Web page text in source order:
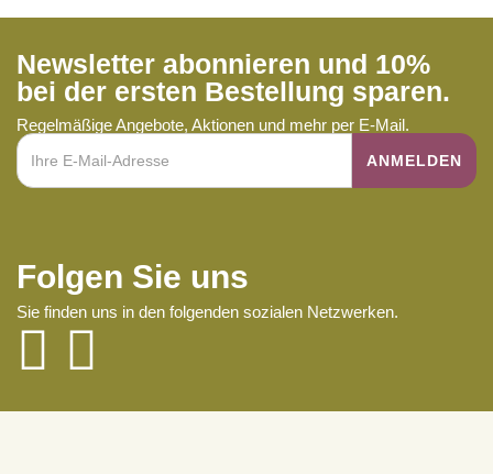
Newsletter abonnieren und 10%
bei der ersten Bestellung sparen.
Regelmäßige Angebote, Aktionen und mehr per E-Mail.
Folgen Sie uns
Sie finden uns in den folgenden sozialen Netzwerken.